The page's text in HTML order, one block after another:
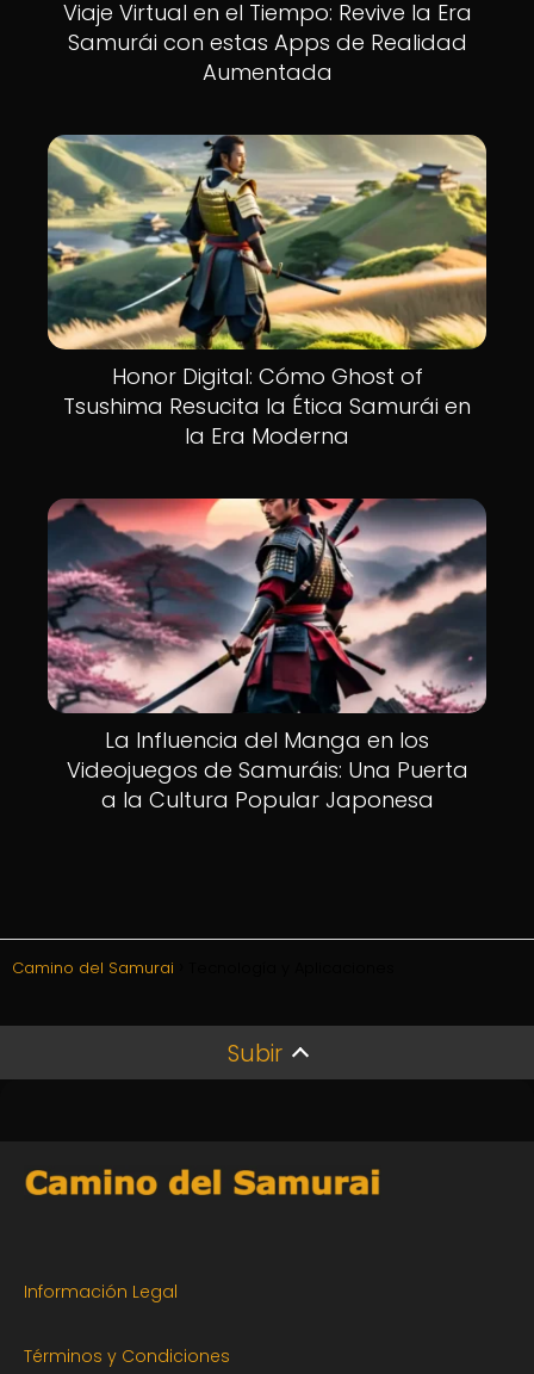
Viaje Virtual en el Tiempo: Revive la Era
Samurái con estas Apps de Realidad
Aumentada
Honor Digital: Cómo Ghost of
Tsushima Resucita la Ética Samurái en
la Era Moderna
La Influencia del Manga en los
Videojuegos de Samuráis: Una Puerta
a la Cultura Popular Japonesa
Camino del Samurai
Subir
Información Legal
Términos y Condiciones